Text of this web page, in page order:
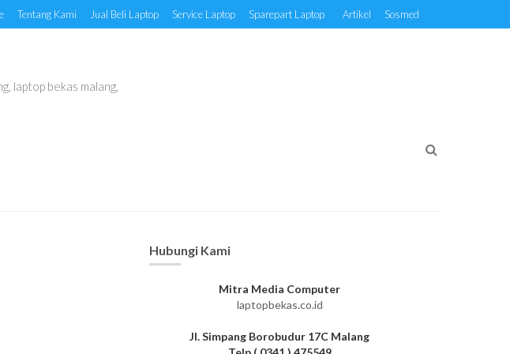
Tentang Kami Jual Beli Laptop Service Laptop Sparepart Laptop Artikel Sosmed
laptop bekas malang,
Hubungi Kami
Mitra Media Computer
laptopbekas.co.id
Jl. Simpang Borobudur 17C Malang